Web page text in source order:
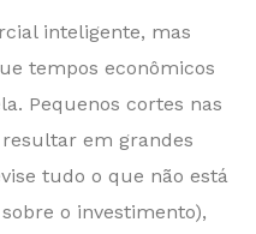
inteligente, mas
tempos econômicos
Pequenos cortes nas
em grandes
tudo o que não está
o investimento),